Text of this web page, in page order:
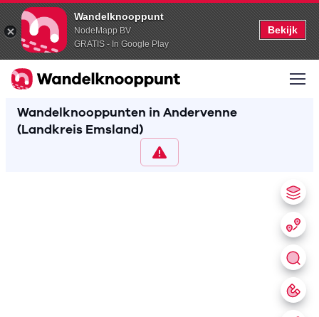
Wandelknooppunt
NodeMapp BV
GRATIS - In Google Play
Bekijk
Wandelknooppunten in Andervenne
(Landkreis Emsland)